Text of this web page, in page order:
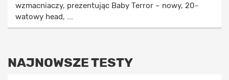
wzmacniaczy, prezentując Baby Terror – nowy, 20-
watowy head, ...
NAJNOWSZE TESTY